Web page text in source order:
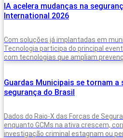
IA acelera mudanças na
International 2026
Com soluções já implantadas em
Tecnologia participa do principal
com tecnologias que ampliam
Guardas Municipais se tornam
segurança do Brasil
Dados do Raio-X das Forças de
enquanto GCMs na ativa crescem,
investigação criminal estagnam ou